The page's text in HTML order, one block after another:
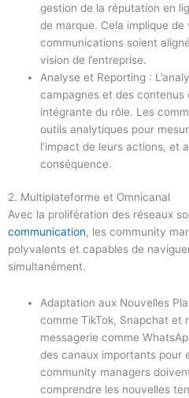
gestion de la réputation en
de marque. Cela implique
communications soient
vision de l’entreprise.
Analyse et Reporting :
campagnes et des contenus
intégrante du rôle. Les
outils analytiques pour
l’impact de leurs actions, et
conséquence.
2. Multiplateforme et Omnicanal
Avec la prolifération des réseaux
communication, les community
polyvalents et capables de
simultanément.
Adaptation aux Nouvelles
comme TikTok, Snapchat et
messagerie comme
des canaux importants pour
community managers
comprendre les nouvelles